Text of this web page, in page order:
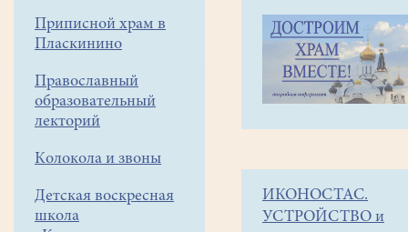
Боковое
меню
Приписной храм в
Пласкинино
Православный
образовательный
лекторий
Колокола и звоны
Детская воскресная
школа
Строка
навигации
Наши
новости
ИКОНОСТАС.
УСТРОЙСТВО и